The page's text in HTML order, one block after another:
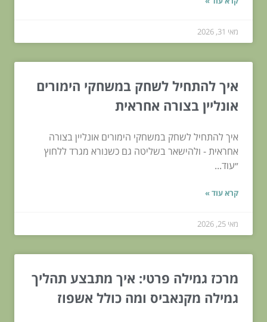
מאי 31, 2026
איך להתחיל לשחק במשחקי הימורים
אונליין בצורה אחראית
איך להתחיל לשחק במשחקי הימורים אונליין בצורה
אחראית - ולהישאר בשליטה גם כשנורא מגרד ללחוץ
״עוד...
קרא עוד »
מאי 25, 2026
מרכז גמילה פרטי: איך מתבצע תהליך
גמילה מקנאביס ומה כולל אשפוז